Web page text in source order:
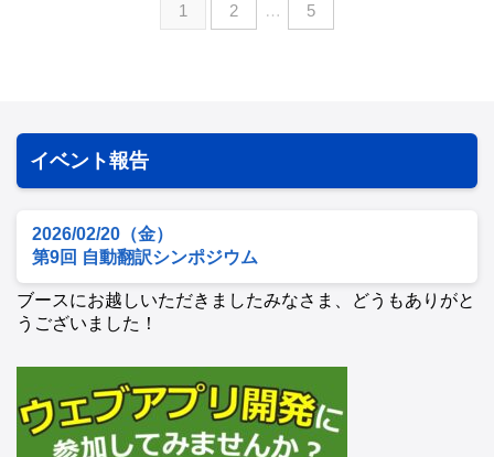
1 2 … 5
イベント報告
2026/02/20（金）
第9回 自動翻訳シンポジウム
ブースにお越しいただきましたみなさま、どうもありがと
うございました！